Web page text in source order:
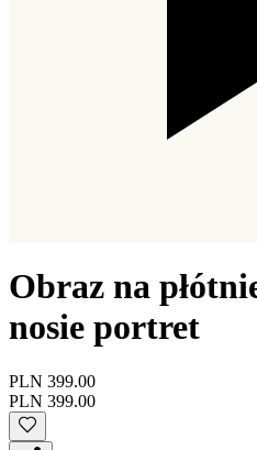
Obraz na
nosie portret
PLN 399.00
PLN 399.00